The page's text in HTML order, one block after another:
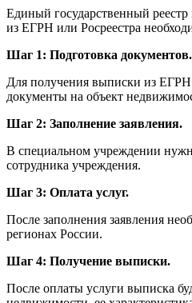
Единый государственный
из ЕГРН или Росреестра
Шаг 1: Подготовка документов.
Для получения выписки из ЕГРН
документы на объект
Шаг 2: Заполнение заявления.
В специальном учреждении
сотрудника учреждения.
Шаг 3: Оплата услуг.
После заполнения заявления
регионах России.
Шаг 4: Получение выписки.
После оплаты услуги выписка